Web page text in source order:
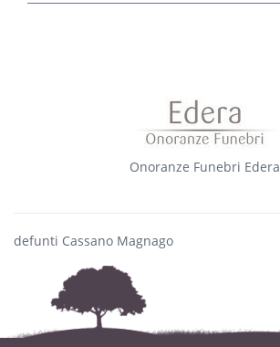
Onoranze Funebri Edera
defunti Cassano Magnago